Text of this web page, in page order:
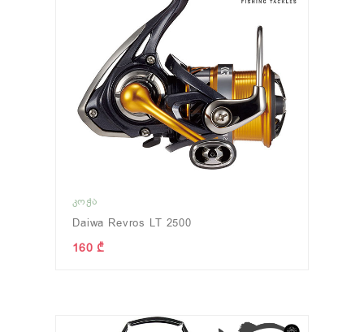
ᲙᲝᲭᲐ
Daiwa Revros LT 2500
160 ₾